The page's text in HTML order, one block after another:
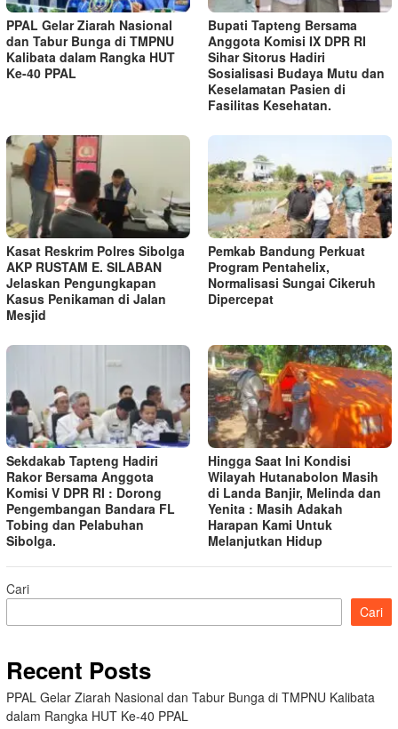
PPAL Gelar Ziarah Nasional
dan Tabur Bunga di TMPNU
Kalibata dalam Rangka HUT
Ke-40 PPAL
Bupati Tapteng Bersama
Anggota Komisi IX DPR RI
Sihar Sitorus Hadiri
Sosialisasi Budaya Mutu dan
Keselamatan Pasien di
Fasilitas Kesehatan.
Kasat Reskrim Polres Sibolga
AKP RUSTAM E. SILABAN
Jelaskan Pengungkapan
Kasus Penikaman di Jalan
Mesjid
Pemkab Bandung Perkuat
Program Pentahelix,
Normalisasi Sungai Cikeruh
Dipercepat
Sekdakab Tapteng Hadiri
Rakor Bersama Anggota
Komisi V DPR RI : Dorong
Pengembangan Bandara FL
Tobing dan Pelabuhan
Sibolga.
Hingga Saat Ini Kondisi
Wilayah Hutanabolon Masih
di Landa Banjir, Melinda dan
Yenita : Masih Adakah
Harapan Kami Untuk
Melanjutkan Hidup
Cari
Cari
Recent Posts
PPAL Gelar Ziarah Nasional dan Tabur Bunga di TMPNU Kalibata
dalam Rangka HUT Ke-40 PPAL